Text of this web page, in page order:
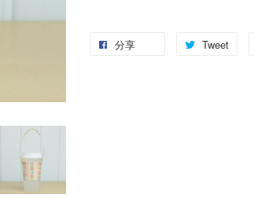
分享 Tweet